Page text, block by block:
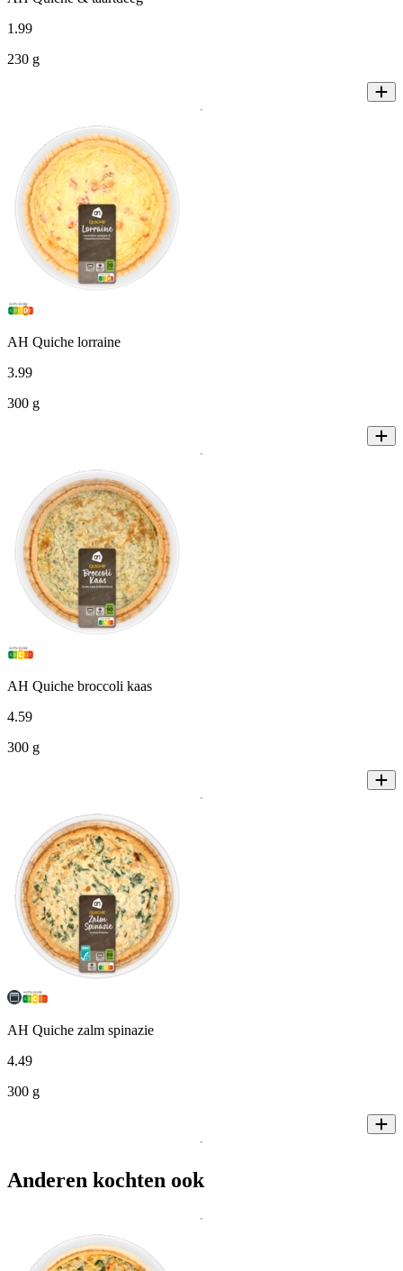
1 .99
230 g
AH Quiche lorraine
3.99
300 g
AH Quiche broccoli kaas
4.59
300 g
AH Quiche zalm spinazie
4.49
300 g
Anderen kochten ook